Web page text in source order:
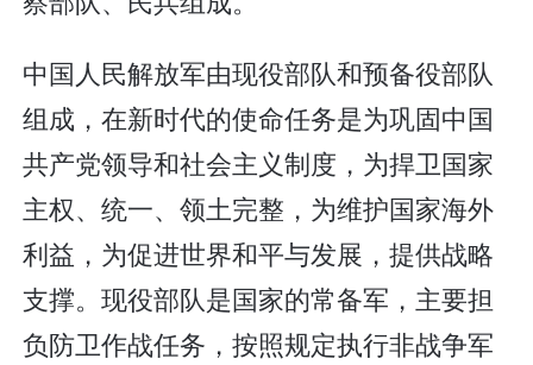
中国人民解放军由现役部队和预备役部队
组成，在新时代的使命任务是为巩固中国
共产党领导和社会主义制度，为捍卫国家
主权、统一、领土完整，为维护国家海外
利益，为促进世界和平与发展，提供战略
支撑。现役部队是国家的常备军，主要担
负防卫作战任务，按照规定执行非战争军